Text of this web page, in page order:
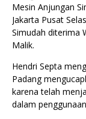
Mesin Anjungan
Jakarta Pusat
Simudah diterima
Malik.
Hendri Septa
Padang
karena telah
dalam